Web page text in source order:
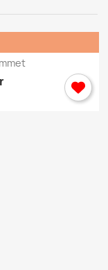
Logga in